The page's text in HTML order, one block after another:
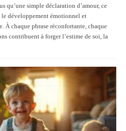
qu’une simple déclaration d’amour, ce
développement émotionnel et
À chaque phrase réconfortante, chaque
contribuent à forger l’estime de soi, la